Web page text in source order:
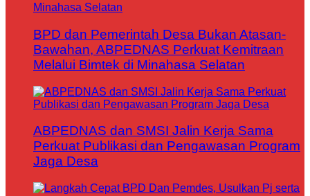
BPD dan Pemerintah Desa Bukan Atasan-
Bawahan, ABPEDNAS Perkuat Kemitraan
Melalui Bimtek di Minahasa Selatan
ABPEDNAS dan SMSI Jalin Kerja Sama
Perkuat Publikasi dan Pengawasan Program
Jaga Desa